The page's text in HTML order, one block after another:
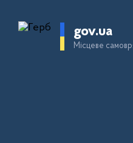
gov.ua
Місцеве